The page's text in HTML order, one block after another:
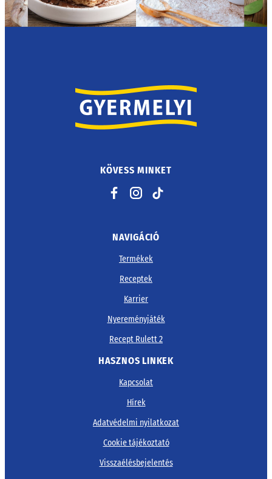
KÖVESS MINKET
Facebook Instagram TikTok
NAVIGÁCIÓ
Termékek
Receptek
Karrier
Nyereményjáték
Recept Rulett 2
HASZNOS LINKEK
Kapcsolat
Hírek
Adatvédelmi nyilatkozat
Cookie tájékoztató
Visszaélésbejelentés